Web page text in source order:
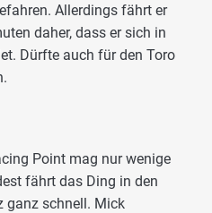
Allerdings fährt er
daher, dass er sich in
Dürfte auch für den Toro
Point mag nur wenige
fährt das Ding in den
ganz schnell. Mick